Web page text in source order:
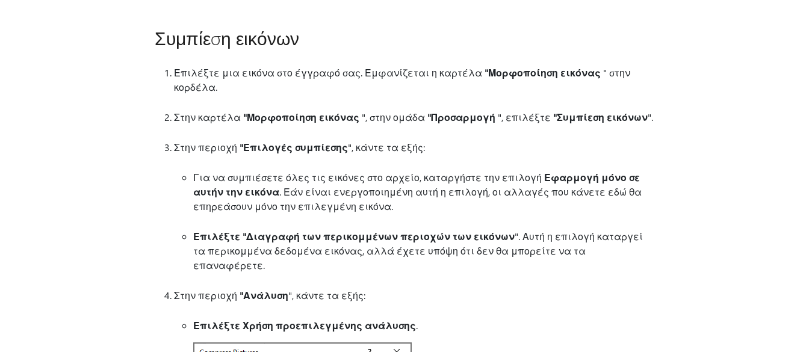
Συμπίεση εικόνων
Επιλέξτε μια εικόνα στο έγγραφό σας. Εμφανίζεται η καρτέλα "Μορφοποίηση εικόνας " στην
κορδέλα.
Στην καρτέλα "Μορφοποίηση εικόνας ", στην ομάδα "Προσαρμογή ", επιλέξτε "Συμπίεση εικόνων".
Στην περιοχή "Επιλογές συμπίεσης", κάντε τα εξής:
Για να συμπιέσετε όλες τις εικόνες στο αρχείο, καταργήστε την επιλογή Εφαρμογή μόνο σε
αυτήν την εικόνα. Εάν είναι ενεργοποιημένη αυτή η επιλογή, οι αλλαγές που κάνετε εδώ θα
επηρεάσουν μόνο την επιλεγμένη εικόνα.
Επιλέξτε "Διαγραφή των περικομμένων περιοχών των εικόνων". Αυτή η επιλογή καταργεί
τα περικομμένα δεδομένα εικόνας, αλλά έχετε υπόψη ότι δεν θα μπορείτε να τα
επαναφέρετε.
Στην περιοχή "Ανάλυση", κάντε τα εξής:
Επιλέξτε Χρήση προεπιλεγμένης ανάλυσης.